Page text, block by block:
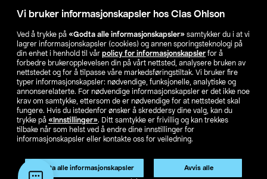
Vi bruker informasjonskapsler hos Clas Ohlson
Ved å trykke på «Godta alle informasjonskapsler» samtykker du i at vi
lagrer informasjonskapsler (cookies) og annen sporingsteknologi på
din enhet i henhold til vår policy for informasjonskapsler for å
forbedre brukeropplevelsen din på vårt nettsted, analysere bruken av
nettstedet og for å tilpasse våre markedsføringstiltak. Vi bruker fire
typer informasjonskapsler: nødvendige, funksjonelle, analytiske og
annonserelaterte. For nødvendige informasjonskapsler er det ikke noe
krav om samtykke, ettersom de er nødvendige for at nettstedet skal
fungere. Hvis du istedenfor ønsker å skreddersy dine valg, kan du
trykke på «Innstillinger». Ditt samtykke er frivillig og kan trekkes
tilbake når som helst ved å endre dine innstillinger for
informasjonskapsler eller kontakte oss for veiledning.
Godta alle informasjonskapsler Avvis alle
Våre selskaper
Finn din butikk
SE NO FI
Privacy statement Medlemsvilkår Kjøpsvilkår For bedrifter